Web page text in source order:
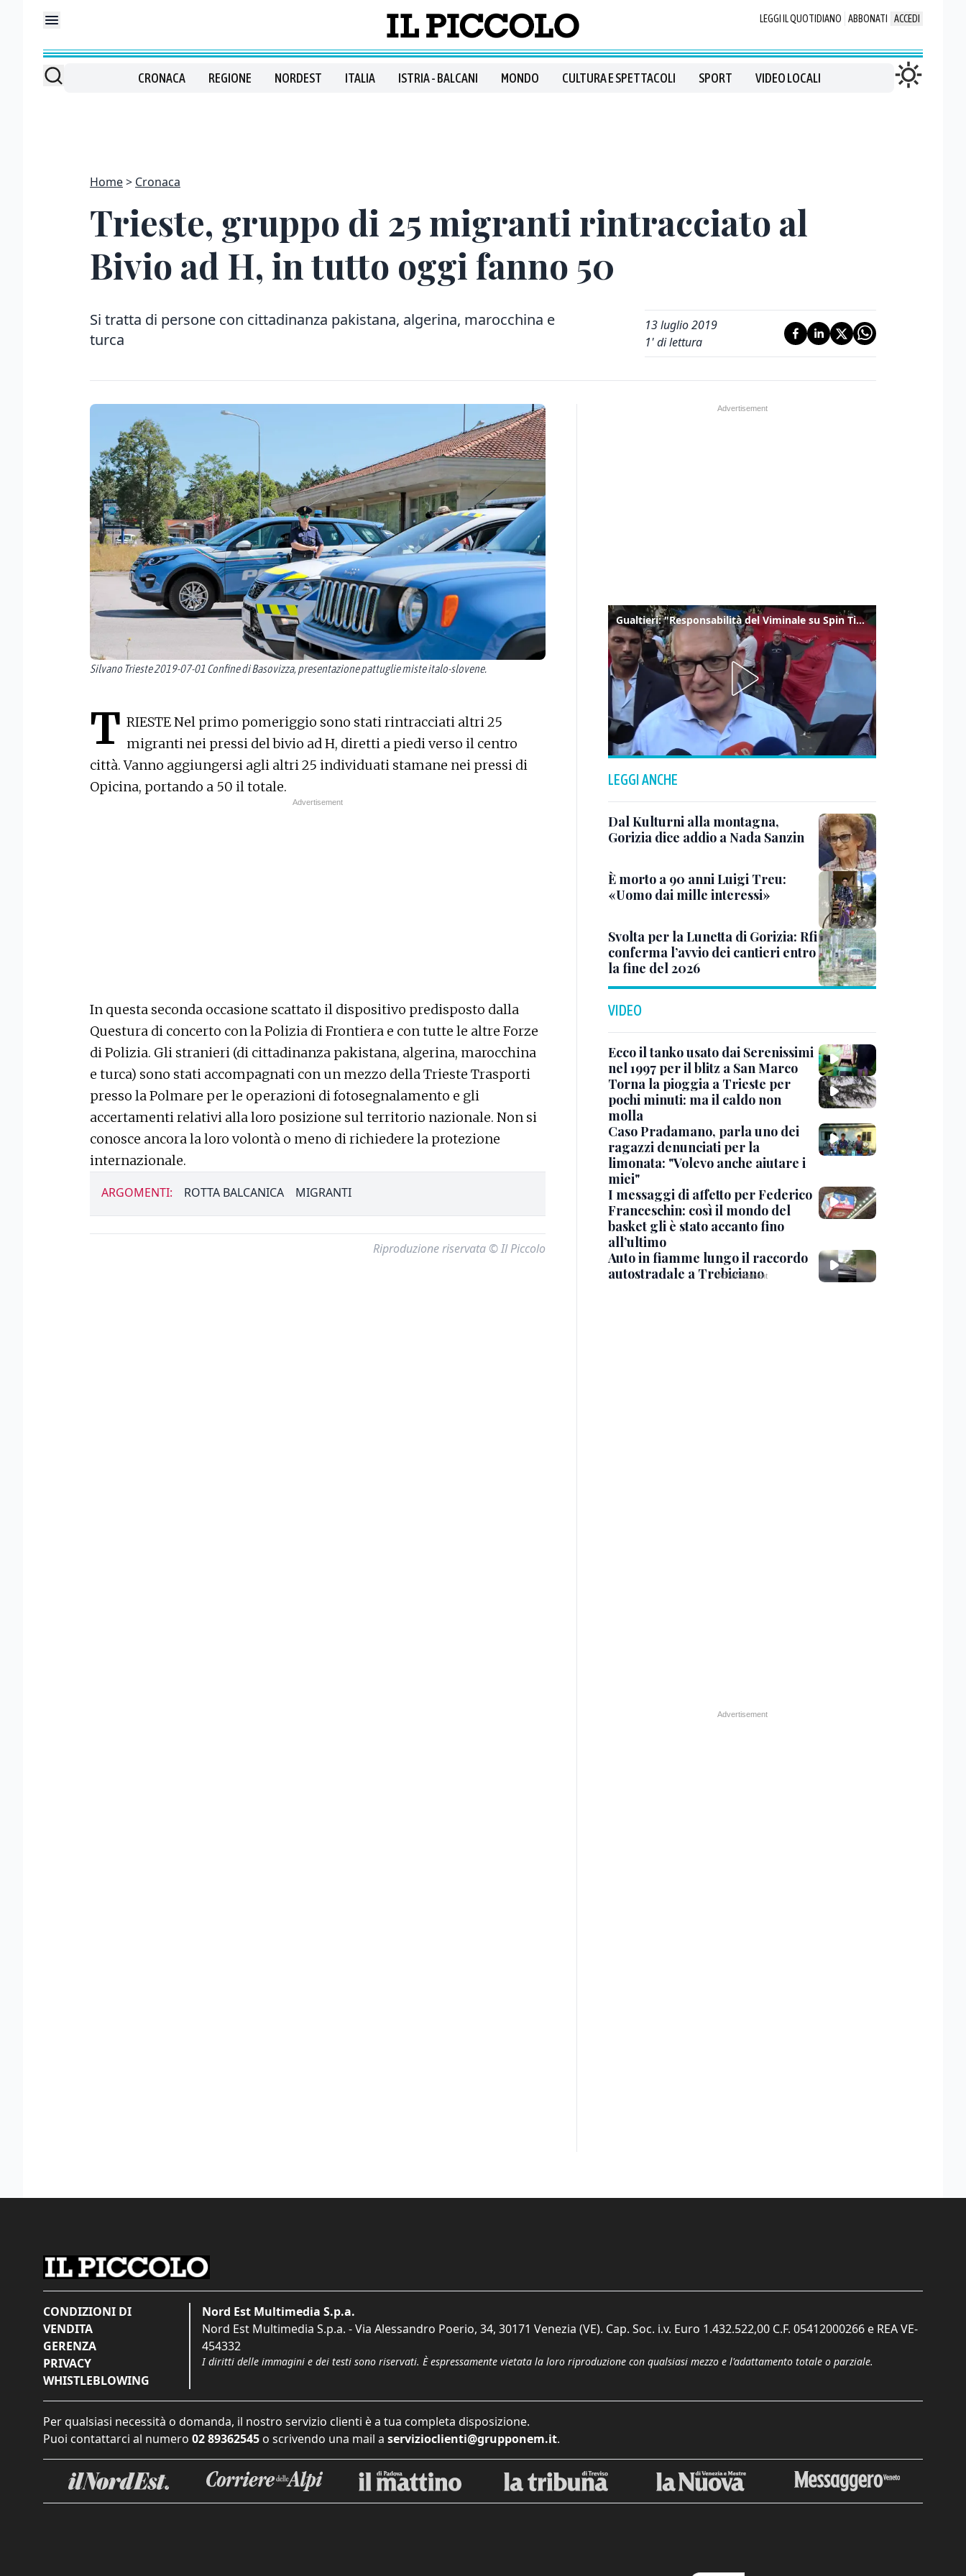
LEGGI IL QUOTIDIANO ABBONATI ACCEDI
CRONACA REGIONE NORDEST ITALIA ISTRIA - BALCANI MONDO CULTURA E SPETTACOLI SPORT VIDEO LOCALI
Home Cronaca
Trieste, gruppo di 25 migranti rintracciato al
Bivio ad H, in tutto oggi fanno 50
Si tratta di persone con cittadinanza pakistana, algerina, marocchina e
turca
13 luglio 2019
1' di lettura
Silvano Trieste 2019-07-01 Confine di Basovizza, presentazione pattuglie miste italo-slovene.
T RIESTE Nel primo pomeriggio sono stati rintracciati altri 25
migranti nei pressi del bivio ad H, diretti a piedi verso il centro
città. Vanno aggiungersi agli altri 25 individuati stamane nei pressi di
Opicina, portando a 50 il totale.
In questa seconda occasione scattato il dispositivo predisposto dalla
Questura di concerto con la Polizia di Frontiera e con tutte le altre Forze
di Polizia. Gli stranieri (di cittadinanza pakistana, algerina, marocchina
e turca) sono stati accompagnati con un mezzo della Trieste Trasporti
presso la Polmare per le operazioni di fotosegnalamento e gli
accertamenti relativi alla loro posizione sul territorio nazionale. Non si
conosce ancora la loro volontà o meno di richiedere la protezione
internazionale.
ARGOMENTI: ROTTA BALCANICA MIGRANTI
Riproduzione riservata © Il Piccolo
Gualtieri: "Responsabilità del Viminale su Spin Time? La posizione dei partiti è nota"
LEGGI ANCHE
Dal Kulturni alla montagna,
Gorizia dice addio a Nada Sanzin
È morto a 90 anni Luigi Treu:
«Uomo dai mille interessi»
Svolta per la Lunetta di Gorizia: Rfi
conferma l’avvio dei cantieri entro
la fine del 2026
VIDEO
Ecco il tanko usato dai Serenissimi
nel 1997 per il blitz a San Marco
Torna la pioggia a Trieste per
pochi minuti: ma il caldo non
molla
Caso Pradamano, parla uno dei
ragazzi denunciati per la
limonata: "Volevo anche aiutare i
miei"
I messaggi di affetto per Federico
Franceschin: così il mondo del
basket gli è stato accanto fino
all’ultimo
Auto in fiamme lungo il raccordo
autostradale a Trebiciano
CONDIZIONI DI
VENDITA
GERENZA
PRIVACY
WHISTLEBLOWING
Nord Est Multimedia S.p.a.
Nord Est Multimedia S.p.a. - Via Alessandro Poerio, 34, 30171 Venezia (VE). Cap. Soc. i.v. Euro 1.432.522,00 C.F. 05412000266 e REA VE-
454332
I diritti delle immagini e dei testi sono riservati. È espressamente vietata la loro riproduzione con qualsiasi mezzo e l'adattamento totale o parziale.
Per qualsiasi necessità o domanda, il nostro servizio clienti è a tua completa disposizione.
Puoi contattarci al numero 02 89362545 o scrivendo una mail a servizioclienti@grupponem.it.